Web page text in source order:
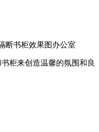
断书柜效果图办公室
柜来创造温馨的氛围和良